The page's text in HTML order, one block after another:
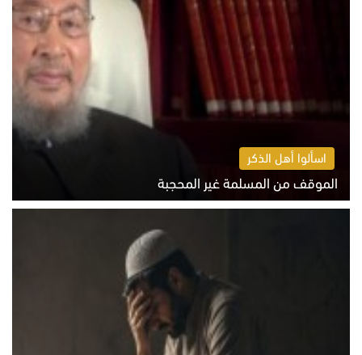
اسألوا أهل الذكر
الموقف من المسلمة غير المحجبة
الخميس 6 أغسطس 2026 10:45 ص